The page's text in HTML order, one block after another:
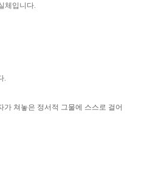
체입니다.
.
쳐놓은 정서적 그물에 스스로 걸어